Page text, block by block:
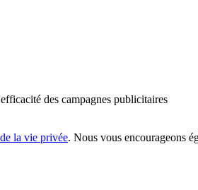
des campagnes publicitaires
la vie privée. Nous vous encourageons